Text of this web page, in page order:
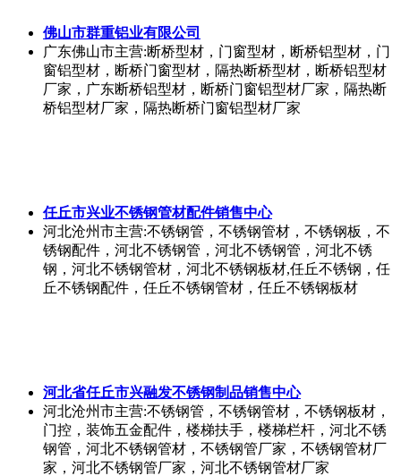
佛山市群重铝业有限公司
广东佛山市主营:断桥型材，门窗型材，断桥铝型材，门
窗铝型材，断桥门窗型材，隔热断桥型材，断桥铝型材
厂家，广东断桥铝型材，断桥门窗铝型材厂家，隔热断
桥铝型材厂家，隔热断桥门窗铝型材厂家
任丘市兴业不锈钢管材配件销售中心
河北沧州市主营:不锈钢管，不锈钢管材，不锈钢板，不
锈钢配件，河北不锈钢管，河北不锈钢管，河北不锈
钢，河北不锈钢管材，河北不锈钢板材,任丘不锈钢，任
丘不锈钢配件，任丘不锈钢管材，任丘不锈钢板材
河北省任丘市兴融发不锈钢制品销售中心
河北沧州市主营:不锈钢管，不锈钢管材，不锈钢板材，
门控，装饰五金配件，楼梯扶手，楼梯栏杆，河北不锈
钢管，河北不锈钢管材，不锈钢管厂家，不锈钢管材厂
家，河北不锈钢管厂家，河北不锈钢管材厂家